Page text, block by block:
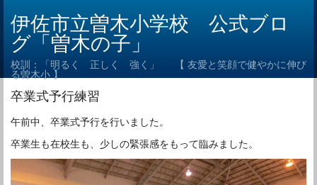
伊佐市立曽木小学校 公式ブロ
グ「曽木の子」
校訓：「明るく 正しく 強く」 【 友愛と笑顔で健やかに伸び
る曽木小 】
卒業式予行練習
午前中、卒業式予行を行いました。
卒業生も在校生も、少しの緊張感をもって臨みました。